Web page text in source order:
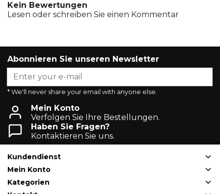
Kein Bewertungen
Lesen oder schreiben Sie einen Kommentar
Abonnieren Sie unseren Newsletter
* We'll never share your email with anyone else.
Mein Konto
Verfolgen Sie Ihre Bestellungen.
Haben Sie Fragen?
Kontaktieren Sie uns.
Kundendienst
Mein Konto
Kategorien